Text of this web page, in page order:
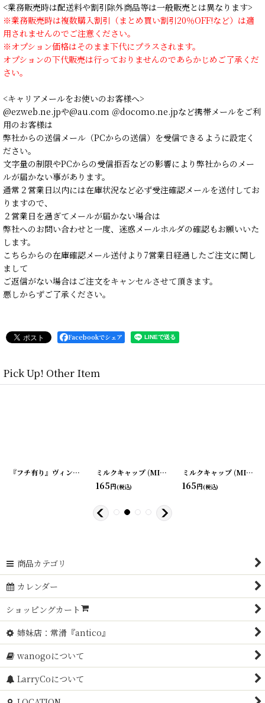
<業務販売時は配送料や割引除外商品等は一般販売とは異なります>
※業務販売時は複数購入割引（まとめ買い割引20％OFF!など）は適
用されませんのでご注意ください。
※オプション価格はそのまま下代にプラスされます。
オプションの下代販売は行っておりませんのであらかじめご了承くだ
さい。
<キャリアメールをお使いのお客様へ>
@ezweb.ne.jpや@au.com ＠docomo.ne.jpなど携帯メールをご利
用のお客様は
弊社からの送信メール（PCからの送信）を受信できるように設定く
ださい。
文字量の制限やPCからの受信拒否などの影響により弊社からのメー
ルが届かない事があります。
通常２営業日以内には在庫状況など必ず受注確認メールを送付してお
りますので、
２営業日を過ぎてメールが届かない場合は
弊社へのお問い合わせと一度、迷惑メールホルダの確認もお願いいた
します。
こちらからの在庫確認メール送付より7営業日経過したご注文に関し
まして
ご返信がない場合はご注文をキャンセルさせて頂きます。
悪しからずご了承ください。
Facebookでシェア
Pick Up! Other Item
[20220628-8]
『フチ有り』ヴィンテージミルクキャップ [20220628-7]
ミルクキャップ (MILK CAP) [20220628-17]
165円(税込)
ミルクキャップ (MILK CAP)
165円(税込)
商品カテゴリ
カレンダー
ショッピングカート
姉妹店：常滑『antico』
wanogoについて
LarryCoについて